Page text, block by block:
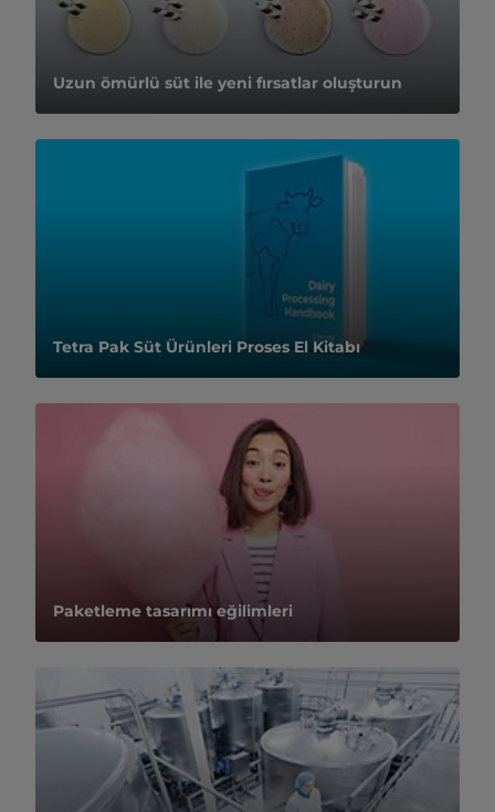
Uzun ömürlü süt ile yeni fırsatlar oluşturun
Tetra Pak Süt Ürünleri Proses El Kitabı
Paketleme tasarımı eğilimleri